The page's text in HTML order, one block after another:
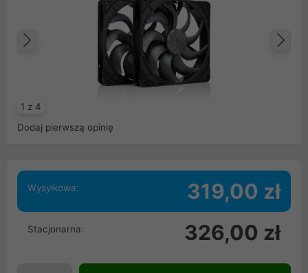
1 z 4
Poprzedni
Dodaj pierwszą opinię
Wysyłkowa: 319,00 zł
Stacjonarna: 326,00 zł